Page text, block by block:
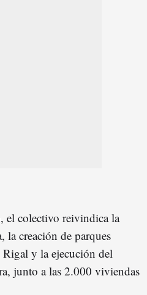
, el colectivo reivindica la
la creación de parques
y la ejecución del
junto a las 2.000 viviendas